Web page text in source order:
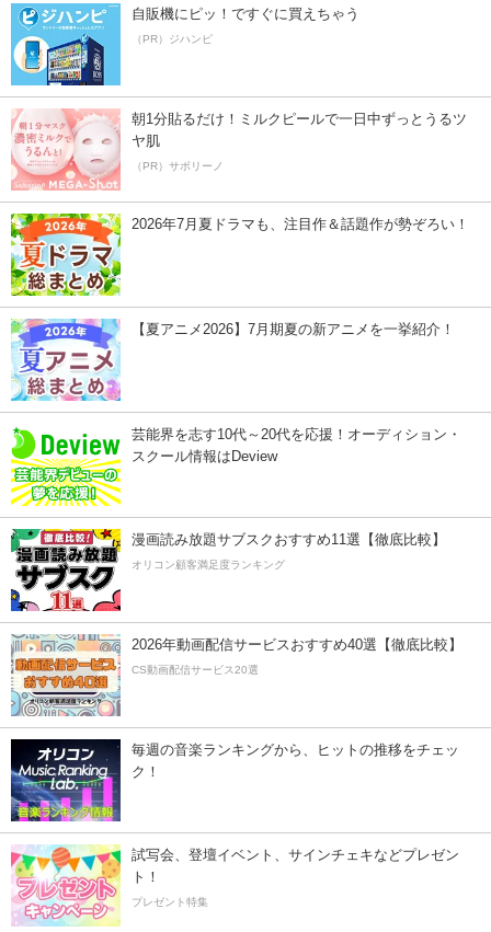
自販機にピッ！ですぐに買えちゃう
（PR）ジハンピ
朝1分貼るだけ！ミルクピールで一日中ずっとうるツ
ヤ肌
（PR）サボリーノ
2026年7月夏ドラマも、注目作＆話題作が勢ぞろい！
【夏アニメ2026】7月期夏の新アニメを一挙紹介！
芸能界を志す10代～20代を応援！オーディション・
スクール情報はDeview
漫画読み放題サブスクおすすめ11選【徹底比較】
オリコン顧客満足度ランキング
2026年動画配信サービスおすすめ40選【徹底比較】
CS動画配信サービス20選
毎週の音楽ランキングから、ヒットの推移をチェッ
ク！
試写会、登壇イベント、サインチェキなどプレゼン
ト！
プレゼント特集